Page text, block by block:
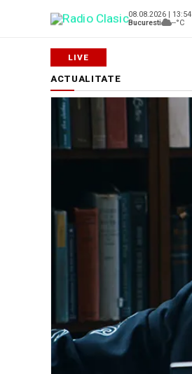
08.08.2026 | 13:54
Bucuresti
--°C
ACTUALITATE